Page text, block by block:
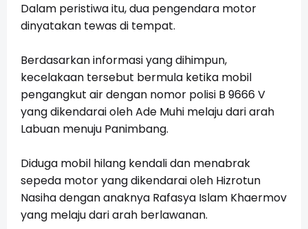
Dalam peristiwa itu, dua pengendara motor
dinyatakan tewas di tempat.
Berdasarkan informasi yang dihimpun,
kecelakaan tersebut bermula ketika mobil
pengangkut air dengan nomor polisi B 9666 V
yang dikendarai oleh Ade Muhi melaju dari arah
Labuan menuju Panimbang.
Diduga mobil hilang kendali dan menabrak
sepeda motor yang dikendarai oleh Hizrotun
Nasiha dengan anaknya Rafasya Islam Khaermov
yang melaju dari arah berlawanan.